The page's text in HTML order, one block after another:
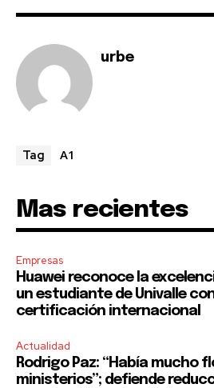
I've read and accept the
urbe
Tag A1
Mas recientes
Empresas
Huawei reconoce la
un estudiante de Univalle
certificación internacional
Actualidad
Rodrigo Paz: “Había mucho
ministerios”; defiende